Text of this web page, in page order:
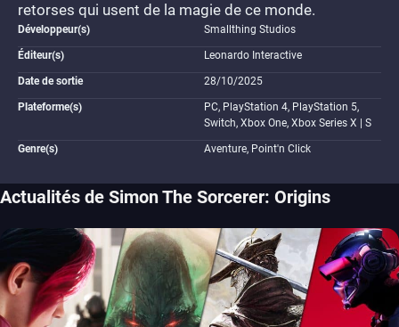
retorses qui usent de la magie de ce monde.
Développeur(s) Smallthing Studios
Éditeur(s) Leonardo Interactive
Date de sortie 28/10/2025
Plateforme(s)
PC, PlayStation 4, PlayStation 5,
Switch, Xbox One, Xbox Series X | S
Genre(s) Aventure, Point'n Click
Actualités de Simon The Sorcerer: Origins